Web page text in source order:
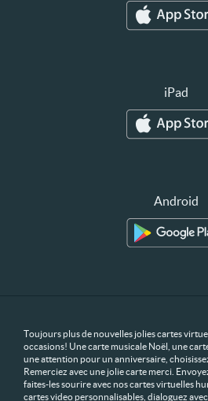
iPad
Android
Toujours plus de nouvelles jolies cartes
occasions! Une carte musicale Noël, une
une attention pour un anniversaire,
Remerciez avec une jolie carte merci.
faites-les sourire avec nos cartes virtuelles
cartes video personnalisables, dialoguez